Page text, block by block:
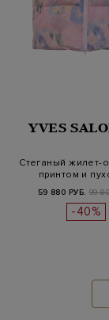
YVES
Стеганый жилет-
принтом и
59 880 РУБ. 99
-40%